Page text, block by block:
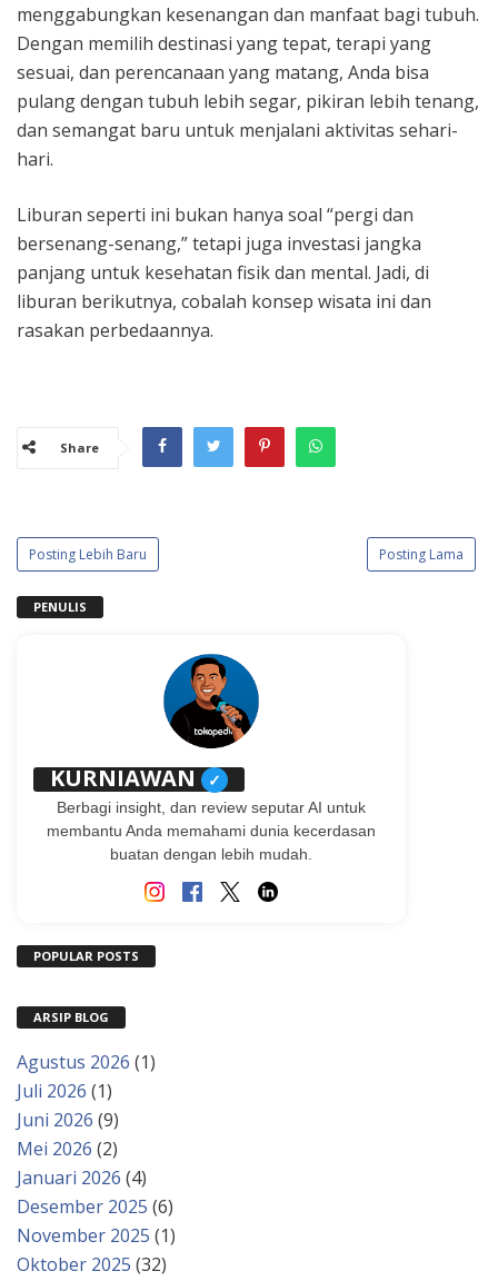
menggabungkan kesenangan dan manfaat bagi tubuh.
Dengan memilih destinasi yang tepat, terapi yang
sesuai, dan perencanaan yang matang, Anda bisa
pulang dengan tubuh lebih segar, pikiran lebih tenang,
dan semangat baru untuk menjalani aktivitas sehari-
hari.
Liburan seperti ini bukan hanya soal “pergi dan
bersenang-senang,” tetapi juga investasi jangka
panjang untuk kesehatan fisik dan mental. Jadi, di
liburan berikutnya, cobalah konsep wisata ini dan
rasakan perbedaannya.
Share
Posting Lebih Baru Posting Lama
PENULIS
KURNIAWAN ✓
Berbagi insight, dan review seputar AI untuk
membantu Anda memahami dunia kecerdasan
buatan dengan lebih mudah.
POPULAR POSTS
ARSIP BLOG
Agustus 2026 (1)
Juli 2026 (1)
Juni 2026 (9)
Mei 2026 (2)
Januari 2026 (4)
Desember 2025 (6)
November 2025 (1)
Oktober 2025 (32)